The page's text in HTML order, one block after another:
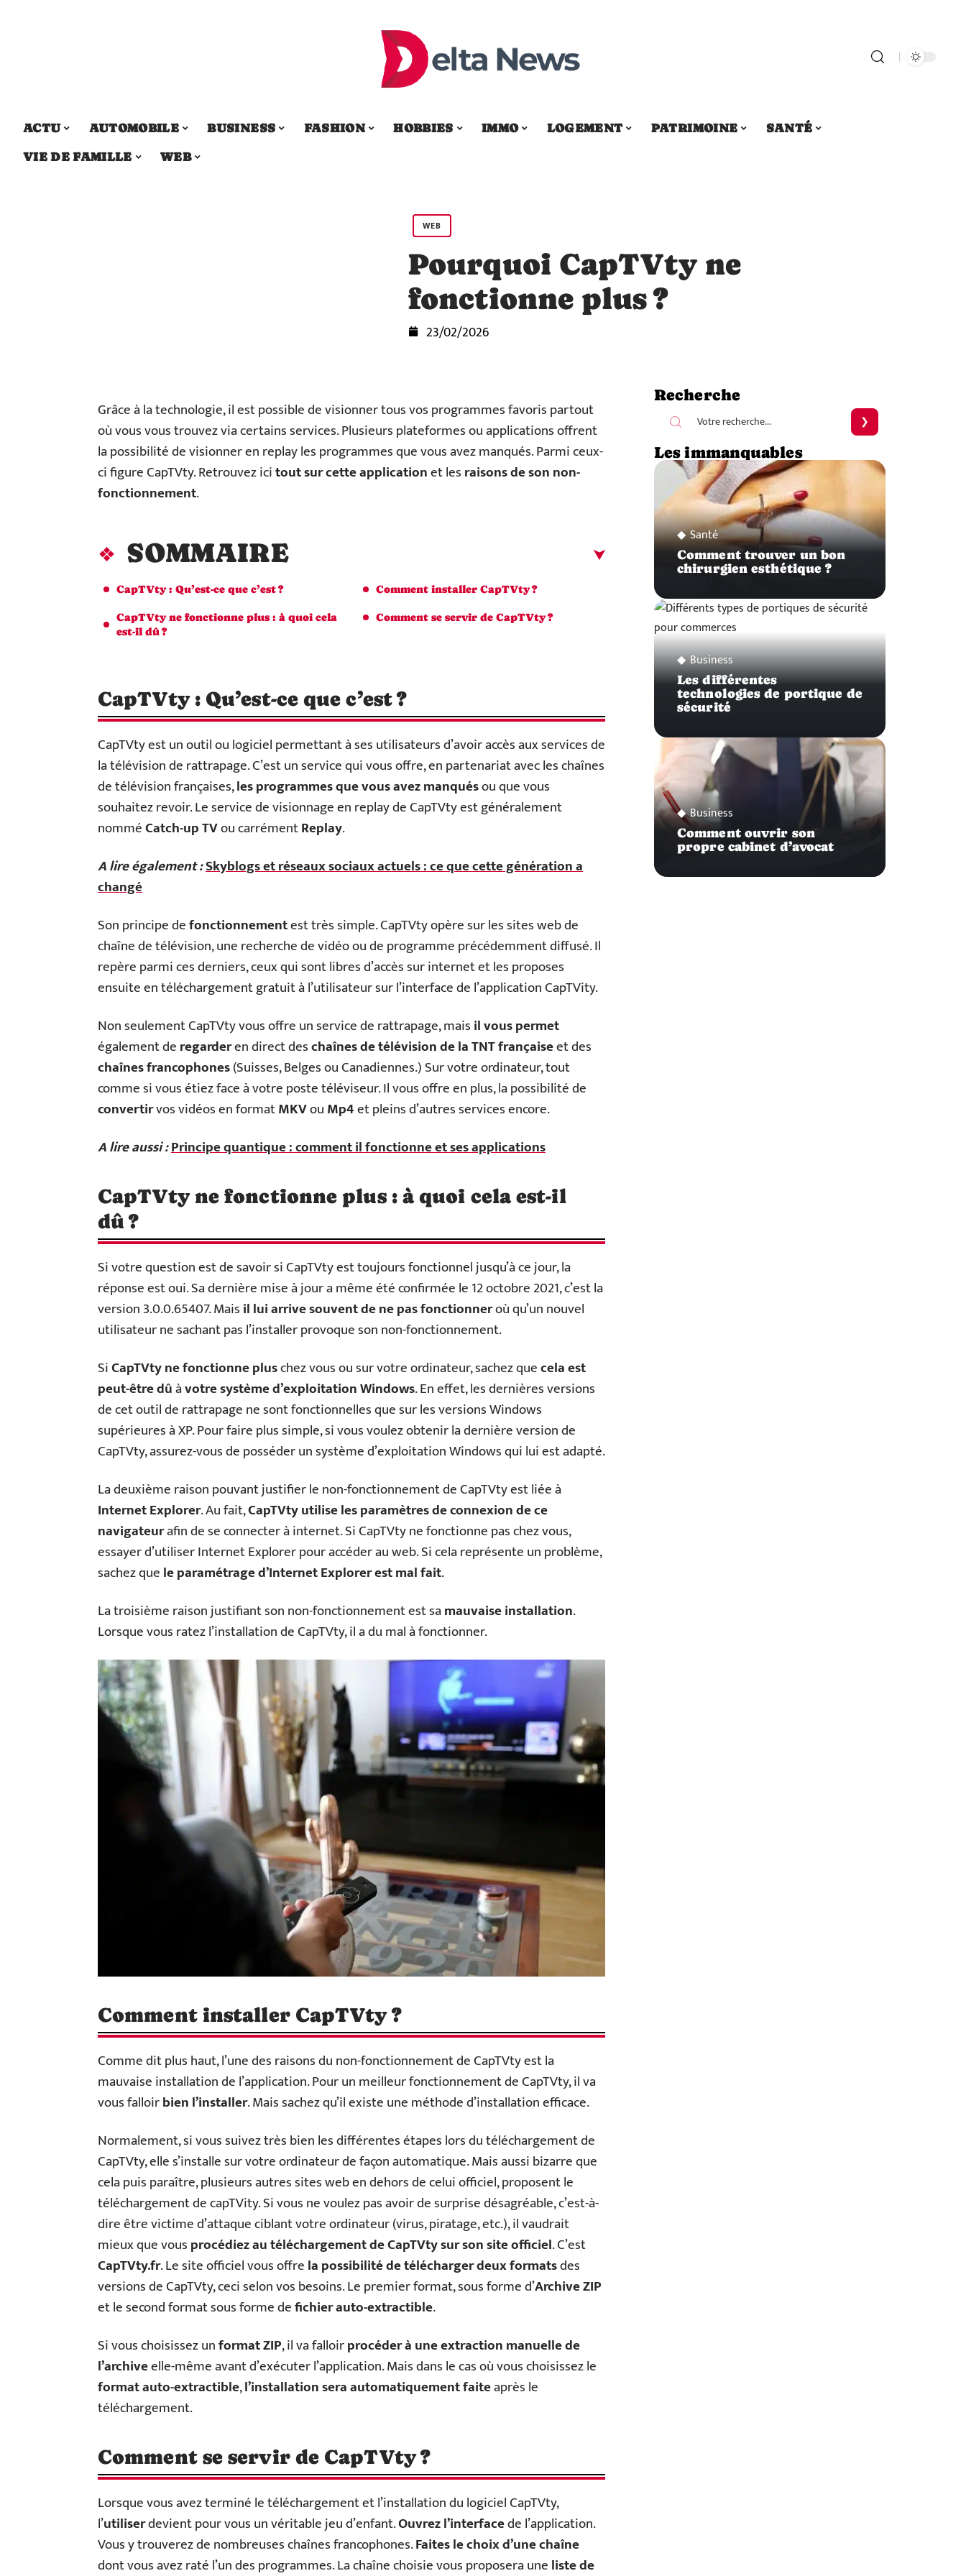
ACTU AUTOMOBILE BUSINESS FASHION HOBBIES IMMO LOGEMENT PATRIMOINE
SANTÉ
VIE DE FAMILLE
WEB
WEB
Pourquoi CapTVty ne
fonctionne plus ?
23/02/2026
Grâce à la technologie, il est possible de visionner tous vos programmes favoris partout
où vous vous trouvez via certains services. Plusieurs plateformes ou applications offrent
la possibilité de visionner en replay les programmes que vous avez manqués. Parmi ceux-
ci figure CapTVty. Retrouvez icitout sur cette applicationet lesraisons de son non-
fonctionnement.
SOMMAIRE
CapTVty : Qu’est-ce que c’est ?
CapTVty ne fonctionne plus : à quoi cela
est-il dû ?
Comment installer CapTVty ?
Comment se servir de CapTVty ?
CapTVty : Qu’est-ce que c’est ?
CapTVty est un outil ou logiciel permettant à ses utilisateurs d’avoir accès aux services de
la télévision de rattrapage. C’est un service qui vous offre, en partenariat avec les chaînes
de télévision françaises,les programmes que vous avez manquésou que vous
souhaitez revoir. Le service de visionnage en replay de CapTVty est généralement
nomméCatch-up TVou carrémentReplay.
A lire également :Skyblogs et réseaux sociaux actuels : ce que cette génération a
changé
Son principe defonctionnementest très simple. CapTVty opère sur les sites web de
chaîne de télévision, une recherche de vidéo ou de programme précédemment diffusé. Il
repère parmi ces derniers, ceux qui sont libres d’accès sur internet et les proposes
ensuite en téléchargement gratuit à l’utilisateur sur l’interface de l’application CapTVity.
Non seulement CapTVty vous offre un service de rattrapage, maisil vous permet
également deregarderen direct deschaînes de télévisionde la TNT françaiseet des
chaînes francophones(Suisses, Belges ou Canadiennes.) Sur votre ordinateur, tout
comme si vous étiez face à votre poste téléviseur. Il vous offre en plus, la possibilité de
convertirvos vidéos en formatMKVouMp4et pleins d’autres services encore.
A lire aussi :Principe quantique : comment il fonctionne et ses applications
CapTVty ne fonctionne plus : à quoi cela est-il
dû ?
Si votre question est de savoir si CapTVty est toujours fonctionnel jusqu’à ce jour, la
réponse est oui. Sa dernière mise à jour a même été confirmée le 12 octobre 2021, c’est la
version 3.0.0.65407. Maisil lui arrive souvent de ne pas fonctionneroù qu’un nouvel
utilisateur ne sachant pas l’installer provoque son non-fonctionnement.
SiCapTVty ne fonctionne pluschez vous ou sur votre ordinateur, sachez quecela est
peut-être dûàvotre système d’exploitation Windows. En effet, les dernières versions
de cet outil de rattrapage ne sont fonctionnelles que sur les versions Windows
supérieures à XP. Pour faire plus simple, si vous voulez obtenir la dernière version de
CapTVty, assurez-vous de posséder un système d’exploitation Windows qui lui est adapté.
La deuxième raison pouvant justifier le non-fonctionnement de CapTVty est liée à
Internet Explorer. Au fait,CapTVty utilise les paramètres de connexion de ce
navigateurafin de se connecter à internet. Si CapTVty ne fonctionne pas chez vous,
essayer d’utiliser Internet Explorer pour accéder au web. Si cela représente un problème,
sachez quele paramétrage d’Internet Explorer est mal fait.
La troisième raison justifiant son non-fonctionnement est samauvaise installation.
Lorsque vous ratez l’installation de CapTVty, il a du mal à fonctionner.
Comment installer CapTVty ?
Comme dit plus haut, l’une des raisons du non-fonctionnement de CapTVty est la
mauvaise installation de l’application. Pour un meilleur fonctionnement de CapTVty, il va
vous falloirbien l’installer. Mais sachez qu’il existe une méthode d’installation efficace.
Normalement, si vous suivez très bien les différentes étapes lors du téléchargement de
CapTVty, elle s’installe sur votre ordinateur de façon automatique. Mais aussi bizarre que
cela puis paraître, plusieurs autres sites web en dehors de celui officiel, proposent le
téléchargement de capTVity. Si vous ne voulez pas avoir de surprise désagréable, c’est-à-
dire être victime d’attaque ciblant votre ordinateur (virus, piratage, etc.), il vaudrait
mieux que vousprocédiez au téléchargement de CapTVty sur son site officiel. C’est
CapTVty.fr. Le site officiel vous offrela possibilité de télécharger deux formatsdes
versions de CapTVty, ceci selon vos besoins. Le premier format, sous forme d’Archive ZIP
et le second format sous forme defichier auto-extractible.
Si vous choisissez unformat ZIP, il va falloirprocéder à une extraction manuelle de
l’archiveelle-même avant d’exécuter l’application. Mais dans le cas où vous choisissez le
format auto-extractible,l’installation sera automatiquementfaiteaprès le
téléchargement.
Comment se servir de CapTVty ?
Lorsque vous avez terminé le téléchargement et l’installation du logiciel CapTVty,
l’utiliserdevient pour vous un véritable jeu d’enfant.Ouvrez l’interfacede l’application.
Vous y trouverez de nombreuses chaînes francophones.Faites le choix d’une chaîne
dont vous avez raté l’un des programmes. La chaîne choisie vous proposera uneliste de
Recherche
Les immanquables
Santé
Comment trouver un bon
chirurgien esthétique ?
Business
Les différentes
technologies de portique de
sécurité
Business
Comment ouvrir son
propre cabinet d’avocat